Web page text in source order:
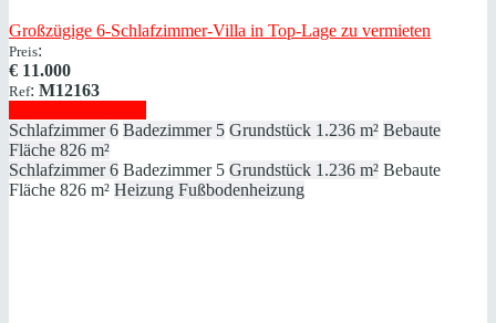
Großzügige 6-Schlafzimmer-Villa in Top-Lage zu vermieten
Preis:
€ 11.000
Ref: M12163
Schlafzimmer 6 Badezimmer 5 Grundstück 1.236 m² Bebaute
Fläche 826 m²
Schlafzimmer 6 Badezimmer 5 Grundstück 1.236 m² Bebaute
Fläche 826 m² Heizung Fußbodenheizung